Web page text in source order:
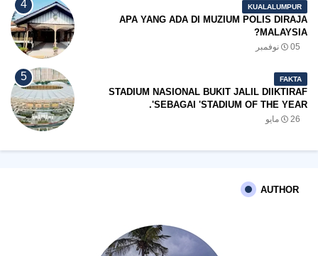
KUALALUMPUR
APA YANG ADA DI MUZIUM POLIS DIRAJA
MALAYSIA?
05 نوفمبر
FAKTA
STADIUM NASIONAL BUKIT JALIL DIIKTIRAF
SEBAGAI 'STADIUM OF THE YEAR'.
26 مايو
AUTHOR